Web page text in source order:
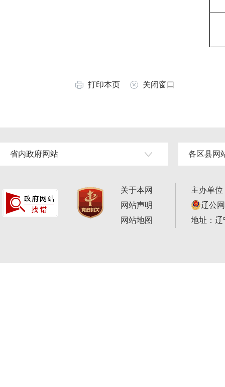
打印本页 关闭窗口
省内政府网站 各区县网
关于本网
网站声明
网站地图
主办单
辽公
地址：辽